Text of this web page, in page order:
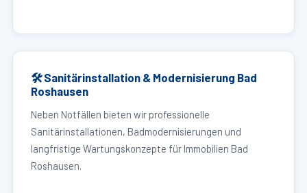
🛠 Sanitärinstallation & Modernisierung Bad
Roshausen
Neben Notfällen bieten wir professionelle
Sanitärinstallationen, Badmodernisierungen und
langfristige Wartungskonzepte für Immobilien Bad
Roshausen.